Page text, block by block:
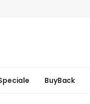
BuyBack